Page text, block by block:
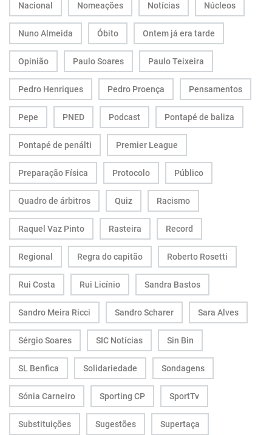
Nacional Nomeações Notícias Núcleos
Nuno Almeida Óbito Ontem já era tarde
Opinião Paulo Soares Paulo Teixeira
Pedro Henriques Pedro Proença Pensamentos
Pepe PNED Podcast Pontapé de baliza
Pontapé de penálti Premier League
Preparação Física Protocolo Público
Quadro de árbitros Quiz Racismo
Raquel Vaz Pinto Rasteira Record
Regional Regra do capitão Roberto Rosetti
Rui Costa Rui Licínio Sandra Bastos
Sandro Meira Ricci Sandro Scharer Sara Alves
Sérgio Soares SIC Notícias Sin Bin
SL Benfica Solidariedade Sondagens
Sónia Carneiro Sporting CP SportTv
Substituições Sugestões Supertaça